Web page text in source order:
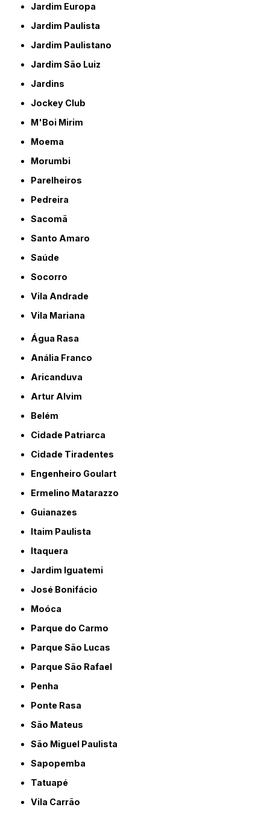
Jardim Europa
Jardim Paulista
Jardim Paulistano
Jardim São Luiz
Jardins
Jockey Club
M'Boi Mirim
Moema
Morumbi
Parelheiros
Pedreira
Sacomã
Santo Amaro
Saúde
Socorro
Vila Andrade
Vila Mariana
Água Rasa
Anália Franco
Aricanduva
Artur Alvim
Belém
Cidade Patriarca
Cidade Tiradentes
Engenheiro Goulart
Ermelino Matarazzo
Guianazes
Itaim Paulista
Itaquera
Jardim Iguatemi
José Bonifácio
Moóca
Parque do Carmo
Parque São Lucas
Parque São Rafael
Penha
Ponte Rasa
São Mateus
São Miguel Paulista
Sapopemba
Tatuapé
Vila Carrão